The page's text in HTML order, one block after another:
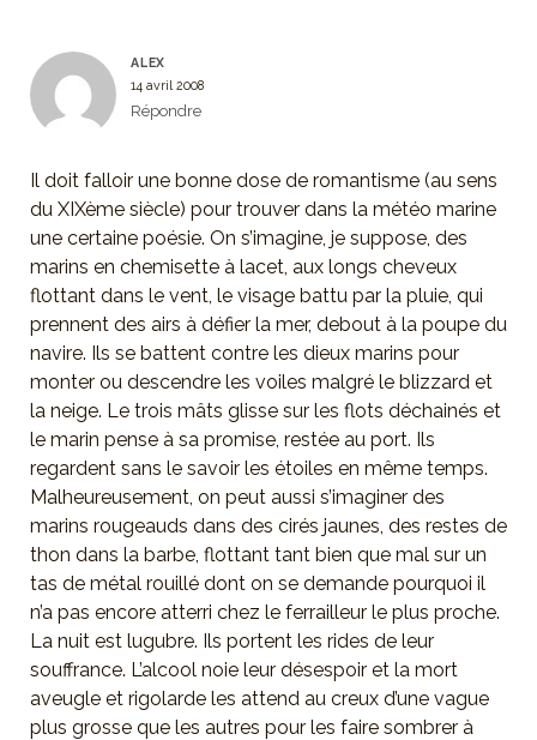
ALEX
14 avril 2008
Répondre
Il doit falloir une bonne dose de romantisme (au sens
du XIXème siècle) pour trouver dans la météo marine
une certaine poésie. On s’imagine, je suppose, des
marins en chemisette à lacet, aux longs cheveux
flottant dans le vent, le visage battu par la pluie, qui
prennent des airs à défier la mer, debout à la poupe du
navire. Ils se battent contre les dieux marins pour
monter ou descendre les voiles malgré le blizzard et
la neige. Le trois mâts glisse sur les flots déchainés et
le marin pense à sa promise, restée au port. Ils
regardent sans le savoir les étoiles en même temps.
Malheureusement, on peut aussi s’imaginer des
marins rougeauds dans des cirés jaunes, des restes de
thon dans la barbe, flottant tant bien que mal sur un
tas de métal rouillé dont on se demande pourquoi il
n’a pas encore atterri chez le ferrailleur le plus proche.
La nuit est lugubre. Ils portent les rides de leur
souffrance. L’alcool noie leur désespoir et la mort
aveugle et rigolarde les attend au creux d’une vague
plus grosse que les autres pour les faire sombrer à